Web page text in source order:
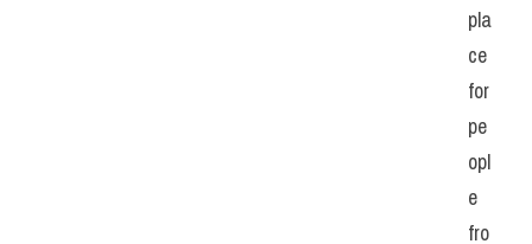
pla
ce
for
pe
opl
e
fro